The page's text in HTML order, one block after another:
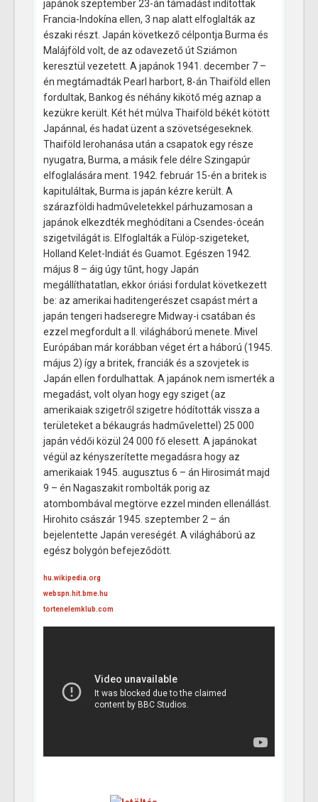
japánok szeptember 23-án támadást indítottak
Francia-Indokína ellen, 3 nap alatt elfoglalták az
északi részt. Japán következő célpontja Burma és
Malájföld volt, de az odavezető út Sziámon
keresztül vezetett. A japánok 1941. december 7 –
én megtámadták Pearl harbort, 8-án Thaiföld ellen
fordultak, Bankog és néhány kikötő még aznap a
kezükre került. Két hét múlva Thaiföld békét kötött
Japánnal, és hadat üzent a szövetségeseknek.
Thaiföld lerohanása után a csapatok egy része
nyugatra, Burma, a másik fele délre Szingapúr
elfoglalására ment. 1942. február 15-én a britek is
kapituláltak, Burma is japán kézre került. A
szárazföldi hadműveletekkel párhuzamosan a
japánok elkezdték meghódítani a Csendes-óceán
szigetvilágát is. Elfoglalták a Fülöp-szigeteket,
Holland Kelet-Indiát és Guamot. Egészen 1942.
május 8 – áig úgy tűnt, hogy Japán
megállíthatatlan, ekkor óriási fordulat következett
be: az amerikai haditengerészet csapást mért a
japán tengeri hadseregre Midway-i csatában és
ezzel megfordult a II. világháború menete. Mivel
Európában már korábban véget ért a háború (1945.
május 2) így a britek, franciák és a szovjetek is
Japán ellen fordulhattak. A japánok nem ismerték a
megadást, volt olyan hogy egy sziget (az
amerikaiak szigetről szigetre hódították vissza a
területeket a békaugrás hadművelettel) 25 000
japán védői közül 24 000 fő elesett. A japánokat
végül az kényszerítette megadásra hogy az
amerikaiak 1945. augusztus 6 – án Hirosimát majd
9 – én Nagaszakit rombolták porig az
atombombával megtörve ezzel minden ellenállást.
Hirohito császár 1945. szeptember 2 – án
bejelentette Japán vereségét. A világháború az
egész bolygón befejeződött.
hu.wikipedia.org
webspn.hit.bme.hu
tortenelemklub.com